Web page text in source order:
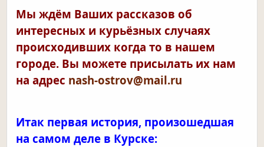
Мы ждём Ваших рассказов об
интересных и курьёзных случаях
происходивших когда то в нашем
городе. Вы можете присылать их нам
на адрес nash-ostrov@mail.ru
Итак первая история, произошедшая
на самом деле в Курске: